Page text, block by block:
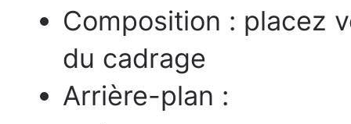
Composition : placez
du cadrage
Arrière-plan :